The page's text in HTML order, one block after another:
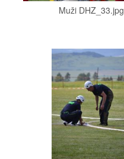
Muži DHZ_33.jpg